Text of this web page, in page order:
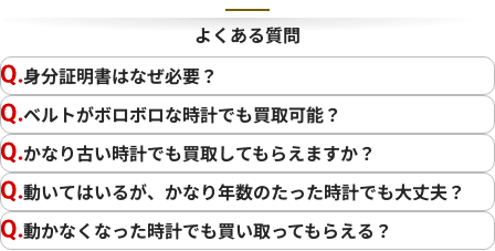
よくある質問
身分証明書はなぜ必要？
ベルトがボロボロな時計でも買取可能？
かなり古い時計でも買取してもらえますか？
動いてはいるが、かなり年数のたった時計でも大丈夫？
動かなくなった時計でも買い取ってもらえる？